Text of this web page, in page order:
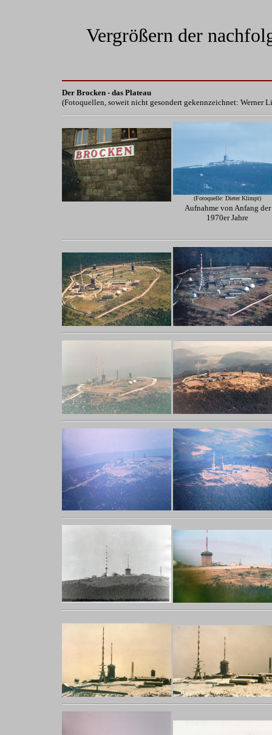
Vergrößern der
Der Brocken - das Plateau
(Fotoquellen, soweit nicht gesondert gekennzeichnet: Werner
(Fotoquelle: Dieter Klimpt)
Aufnahme von Anfang der
1970er Jahre